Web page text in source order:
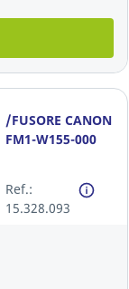
/FUSORE CANON
FM1-W155-000
Ref.:
15.328.093